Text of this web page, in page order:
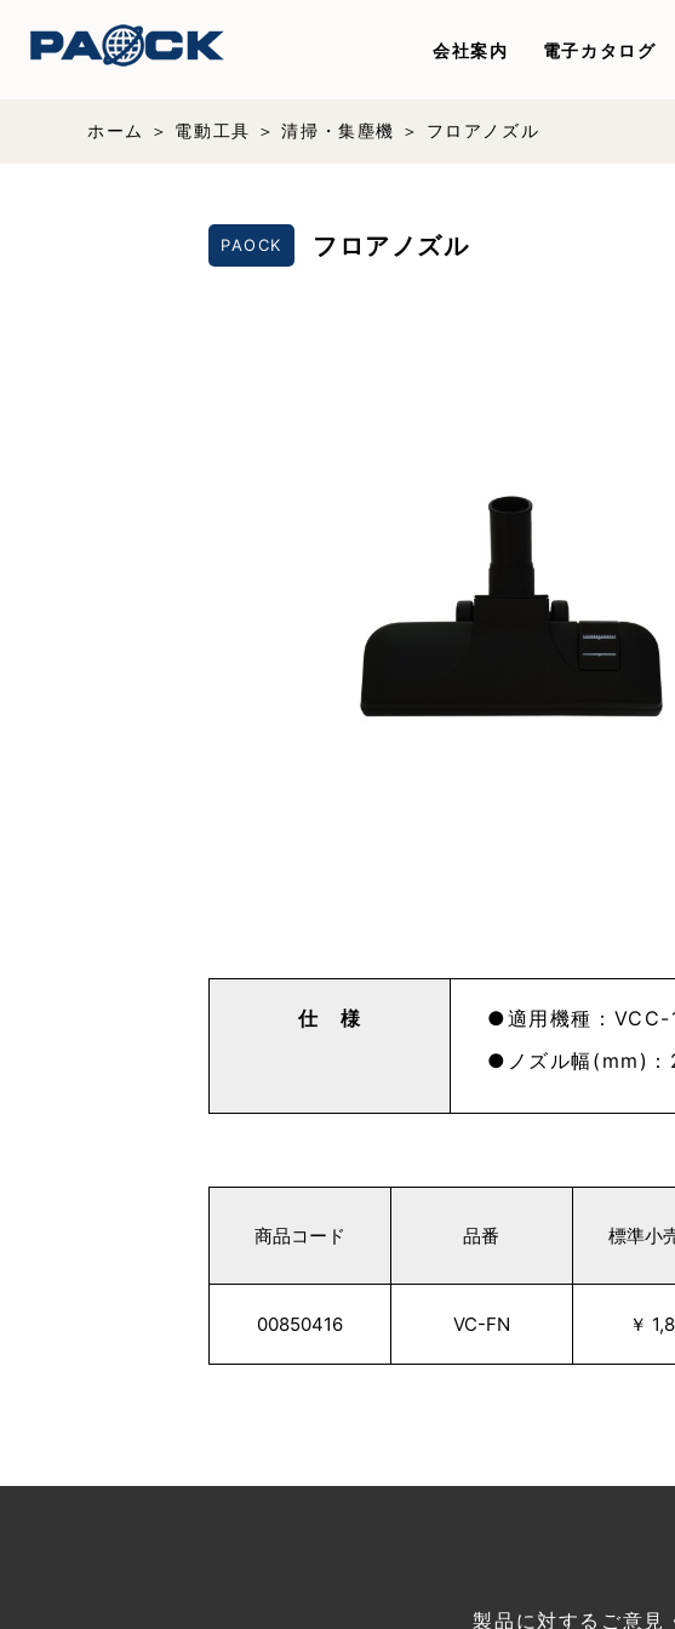
会社案内 電子カタログ
ホーム 電動工具 清掃・集塵機 フロアノズル
PAOCK フロアノズル
仕 様
適用機種：
ノズル幅(mm)
商品コード
00850416
品番
VC-FN
標準小
￥
製品に対するご意見